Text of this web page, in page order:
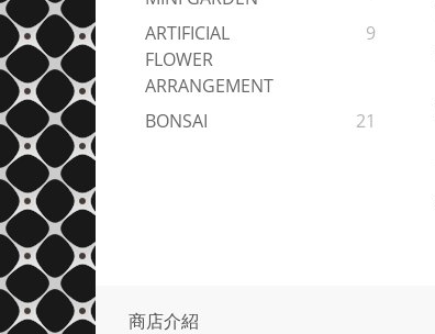
ARTIFICIAL
FLOWER
ARRANGEMENT
9
BONSAI 21
商店介紹